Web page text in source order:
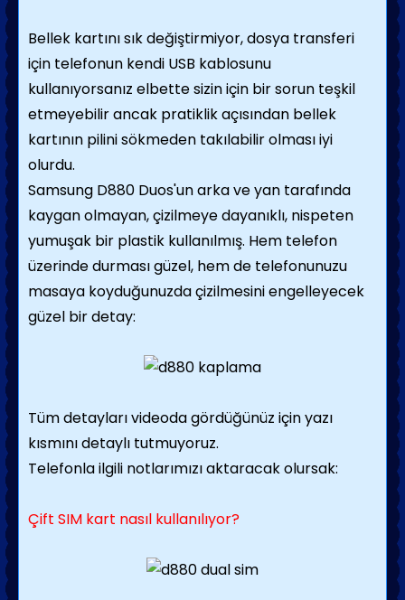
Bellek kartını sık değiştirmiyor, dosya transferi
için telefonun kendi USB kablosunu
kullanıyorsanız elbette sizin için bir sorun teşkil
etmeyebilir ancak pratiklik açısından bellek
kartının pilini sökmeden takılabilir olması iyi
olurdu.
Samsung D880 Duos'un arka ve yan tarafında
kaygan olmayan, çizilmeye dayanıklı, nispeten
yumuşak bir plastik kullanılmış. Hem telefon
üzerinde durması güzel, hem de telefonunuzu
masaya koyduğunuzda çizilmesini engelleyecek
güzel bir detay:
Tüm detayları videoda gördüğünüz için yazı
kısmını detaylı tutmuyoruz.
Telefonla ilgili notlarımızı aktaracak olursak:
Çift SIM kart nasıl kullanılıyor?